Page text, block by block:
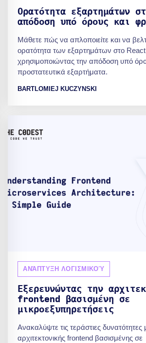
Ορατότητα εξαρτημάτων
απόδοση υπό όρους και
Μάθετε πώς να απλοποιείτε και να
ορατότητα των εξαρτημάτων στο React
χρησιμοποιώντας την απόδοση υπό
προστατευτικά εξαρτήματα.
BARTLOMIEJ KUCZYNSKI
ΑΝΆΠΤΥΞΗ ΛΟΓΙΣΜΙΚΟΎ
Εξερευνώντας την
frontend βασισμένη σε
μικροεξυπηρετήσεις
Ανακαλύψτε τις τεράστιες δυνατότητες
αρχιτεκτονικής frontend βασισμένης σε